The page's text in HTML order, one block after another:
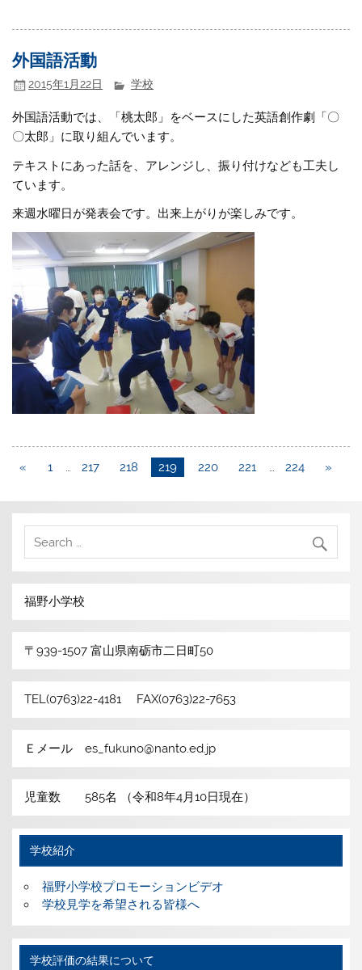
外国語活動
2015年1月22日 学校
外国語活動では、「桃太郎」をベースにした英語創作劇「〇
〇太郎」に取り組んでいます。
テキストにあった話を、アレンジし、振り付けなども工夫し
ています。
来週水曜日が発表会です。出来上がりが楽しみです。
« 1 … 217 218 219 220 221 … 224 »
福野小学校
〒939-1507 富山県南砺市二日町50
TEL(0763)22-4181 FAX(0763)22-7653
Ｅメール es_fukuno@nanto.ed.jp
児童数 585名 （令和8年4月10日現在）
学校紹介
福野小学校プロモーションビデオ
学校見学を希望される皆様へ
学校評価の結果について